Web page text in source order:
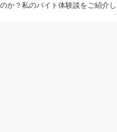
か？私のバイト体験談をご紹介し